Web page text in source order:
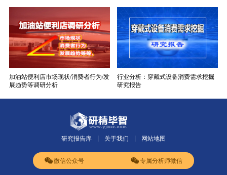
加油站便利店市场现状/消费者行为/发
展趋势等调研分析
行业分析：穿戴式设备消费需求挖掘
研究报告
研究报告库 关于我们 网站地图
微信公众号 专属分析师微信